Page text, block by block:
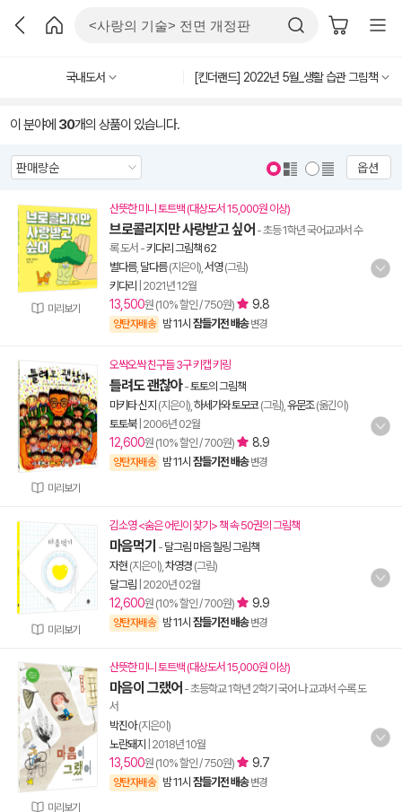
국내도서 [킨더랜드] 2022년 5월_생활 습관 그림책
이 분야에 30개의 상품이 있습니다.
옵션
미리보기
산뜻한 미니 토트백 (대상도서 15,000원 이상)
브로콜리지만 사랑받고 싶어 - 초등 1학년 국어교과서 수
록 도서 -키다리 그림책 62
별다름, 달다름(지은이), 서영(그림)
키다리
2021년 12월
13,500원 (10% 할인 / 750원) 9.8
양탄자배송 밤 11시 잠들기전 배송 변경
미리보기
오싹오싹 친구들 3구 키캡 키링
틀려도 괜찮아-토토의 그림책
마키타 신지 (지은이), 하세가와 토모코(그림), 유문조(옮긴이)
토토북| 2006년 02월
12,600원 (10% 할인 / 700원) 8.9
양탄자배송 밤 11시 잠들기전 배송 변경
미리보기
김소영 <숨은 어린이 찾기> 책 속 50권의 그림책
마음먹기 - 달그림 마음 힐링 그림책
자현 (지은이), 차영경 (그림)
달그림 2020년 02월
12,600원 (10% 할인 / 700원) 9.9
양탄자배송 밤 11시 잠들기전 배송 변경
미리보기
산뜻한 미니 토트백 (대상도서 15,000원 이상)
마음이 그랬어 - 초등학교 1학년 2학기 국어 나 교과서 수록 도
서
박진아(지은이)
노란돼지
2018년 10월
13,500원 (10% 할인 / 750원) 9.7
양탄자배송 밤 11시 잠들기전 배송 변경